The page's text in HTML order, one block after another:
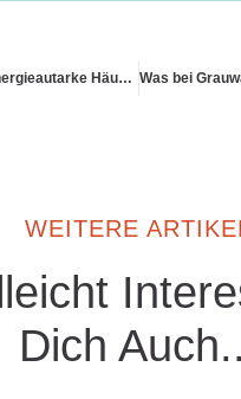
Wie sich energieautarke Häuser absichern lassen
WEITERE
Dich